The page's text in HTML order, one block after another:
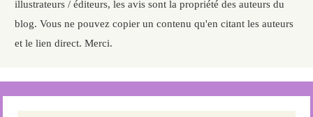
illustrateurs / éditeurs, les avis sont la propriété des auteurs du
blog. Vous ne pouvez copier un contenu qu'en citant les auteurs
et le lien direct. Merci.